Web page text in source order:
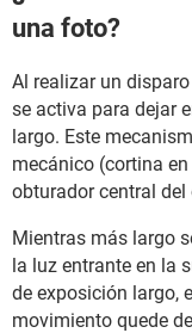
una foto?
Al realizar un
se activa para dejar
largo. Este
mecánico (cortina
obturador central del
Mientras más largo
la luz entrante en la
de exposición largo,
movimiento quede